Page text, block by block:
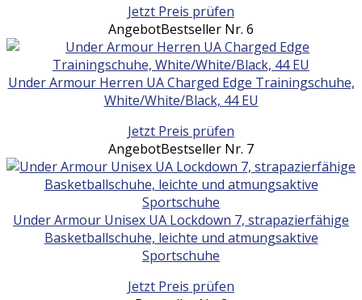
Jetzt Preis prüfen
AngebotBestseller Nr. 6
Under Armour Herren UA Charged Edge Trainingschuhe,
White/White/Black, 44 EU
Jetzt Preis prüfen
AngebotBestseller Nr. 7
Under Armour Unisex UA Lockdown 7, strapazierfähige
Basketballschuhe, leichte und atmungsaktive
Sportschuhe
Jetzt Preis prüfen